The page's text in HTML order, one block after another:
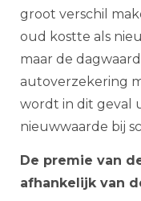
groot verschil
oud kostte als
maar de
autoverzekering
wordt in dit geval
nieuwwaarde bij
De premie van
afhankelijk van